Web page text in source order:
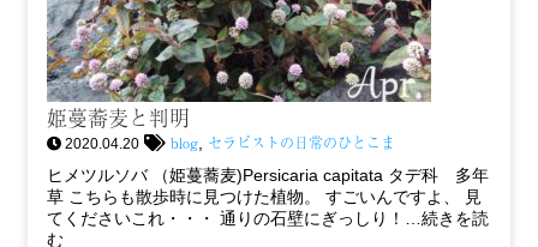
姫蔓蕎麦と判明
2020.04.20 blog セラピストの日常のひとこま
ヒメツルソバ （姫蔓蕎麦)Persicaria capitata タデ科 多年
草 こちらも散歩時に見つけた植物。 すごいんですよ、 見
てくださいこれ・・・ 通りの石壁にぎっしり！…続きを読
む